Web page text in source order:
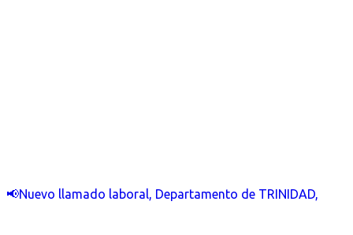
📢Nuevo llamado laboral, Departamento de TRINIDAD,